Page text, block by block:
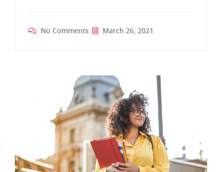
No Comments March 26, 2021